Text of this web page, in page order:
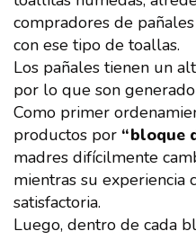
compradores de
con ese tipo de toallas.
Los pañales tienen un
por lo que son
Como primer
productos por “bloque
madres difícilmente
mientras su experiencia
satisfactoria.
Luego, dentro de cada